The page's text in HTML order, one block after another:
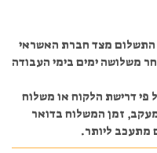
התשלום מצד חברת האשראי
משלושה ימים בימי העבודה
פי דרישת הלקוח או משלוח
זמן המשלוח בדואר